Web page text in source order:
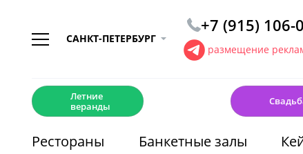
САНКТ-ПЕТЕРБУРГ
+7 (915) 106-
размещение
Летние
веранды
Рестораны Банкетные залы